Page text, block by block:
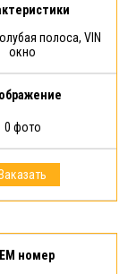
полоса, VIN
окно
0 фото
номер